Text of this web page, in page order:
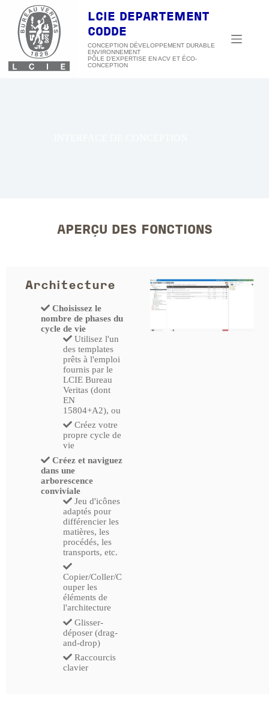
contenu
LCIE DEPARTEMENT
CODDE
CONCEPTION DÉVELOPPEMENT DURABLE
ENVIRONNEMENT
APERÇU DES FONCTIONS
Architecture
Choisissez le
nombre de phases du
cycle de vie
Utilisez l'un
des templates
prêts à l'emploi
fournis par le
LCIE Bureau
Veritas (dont
EN
15804+A2), ou
Créez votre
propre cycle de
vie
Créez et naviguez
dans une
arborescence
conviviale
Jeu d'icônes
adaptés pour
différencier les
matières, les
procédés, les
transports, etc.
Copier/Coller/C
ouper les
éléments de
l'architecture
Glisser-
déposer (drag-
and-drop)
Raccourcis
clavier